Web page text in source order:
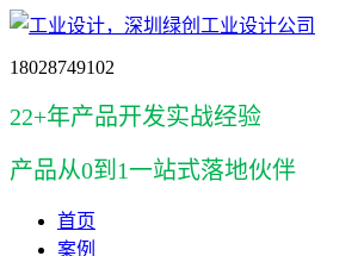
18028749102
22+年产品开发实战经验
产品从0到1一站式落地伙伴
首页
案例